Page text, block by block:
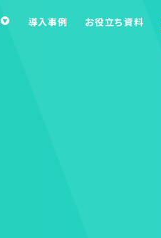
導入事例 お役立ち資料